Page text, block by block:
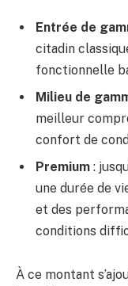
Entrée de
citadin
fonctionnelle
Milieu de
meilleur
confort de
Premium :
une durée de
et des
conditions
À ce montant